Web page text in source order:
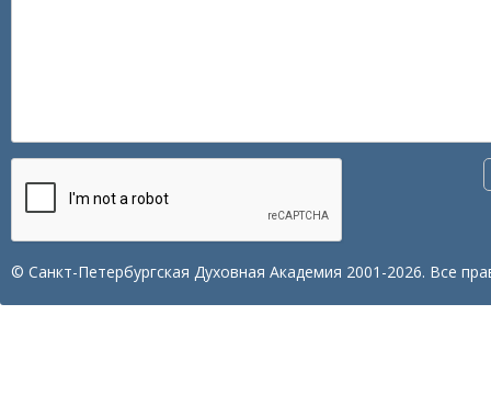
© Санкт-Петербургская Духовная Академия 2001-2026. Все